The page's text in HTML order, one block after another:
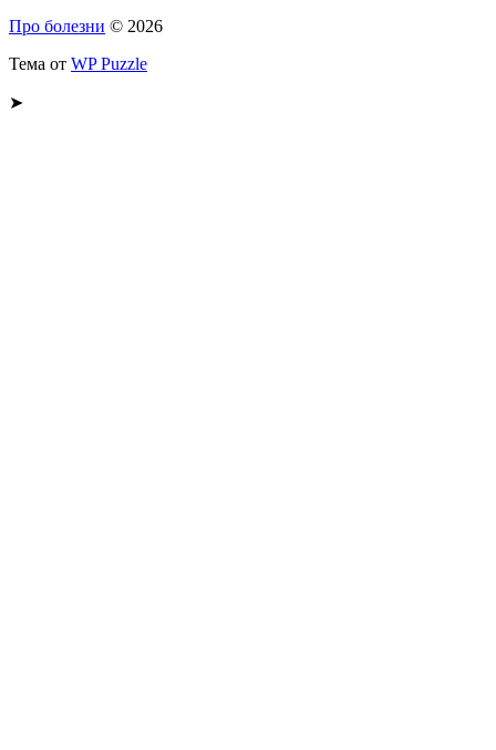
Про болезни © 2026
Тема от WP Puzzle
➤